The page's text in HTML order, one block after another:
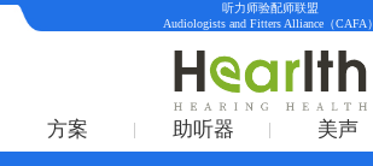
听力师验配师联盟
Audiologists and Fitters Alliance（CAFA）
方案 助听器 美声